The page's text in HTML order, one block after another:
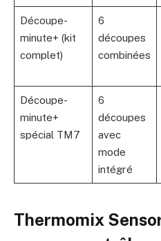
Découpe-
minute+ (kit
complet)
6
découpes
combinées
Découpe-
minute+
spécial TM7
6
découpes
avec
mode
intégré
Thermomix